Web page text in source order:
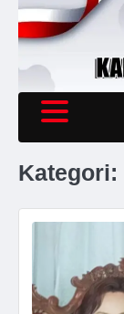
Kategori: